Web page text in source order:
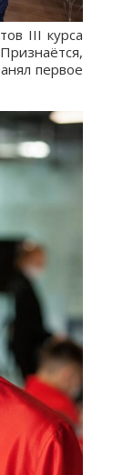
III курса
первое